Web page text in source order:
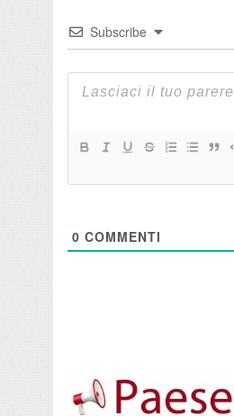
Subscribe
0 COMMENTI